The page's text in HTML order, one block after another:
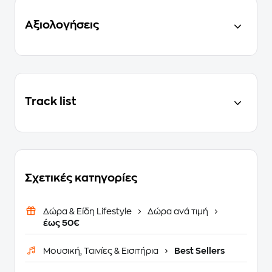
Αξιολογήσεις
Track list
Σχετικές κατηγορίες
Δώρα & Είδη Lifestyle
Δώρα ανά τιμή
έως 50€
Μουσική, Ταινίες & Εισιτήρια Best Sellers